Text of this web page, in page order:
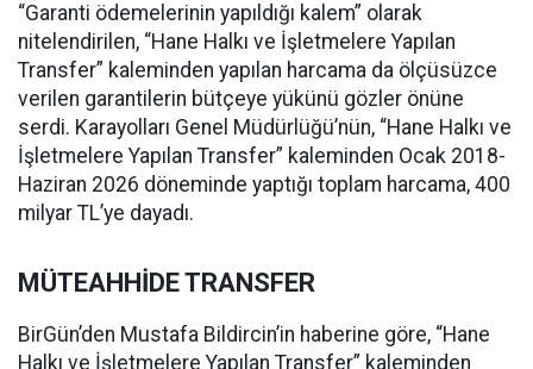
“Garanti ödemelerinin yapıldığı kalem” olarak
nitelendirilen, “Hane Halkı ve İşletmelere Yapılan
Transfer” kaleminden yapılan harcama da ölçüsüzce
verilen garantilerin bütçeye yükünü gözler önüne
serdi. Karayolları Genel Müdürlüğü’nün, “Hane Halkı ve
İşletmelere Yapılan Transfer” kaleminden Ocak 2018-
Haziran 2026 döneminde yaptığı toplam harcama, 400
milyar TL’ye dayadı.
MÜTEAHHİDE TRANSFER
BirGün’den Mustafa Bildircin’in haberine göre, “Hane
Halkı ve İşletmelere Yapılan Transfer” kaleminden